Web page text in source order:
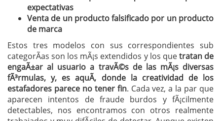
expectativas
Venta de un producto falsificado por un producto
de marca
Estos tres modelos con sus correspondientes sub
categorÃ­as son los mÃ¡s extendidos y los quetratan de
engaÃ±ar al usuario a travÃ©s de las mÃ¡s diversas
fÃ³rmulas, y, es aquÃ­, donde la creatividad de los
estafadores parece no tener fin. Cada vez, a la par que
aparecen intentos de fraude burdos y fÃ¡cilmente
detectables, nos encontramos con otros realmente